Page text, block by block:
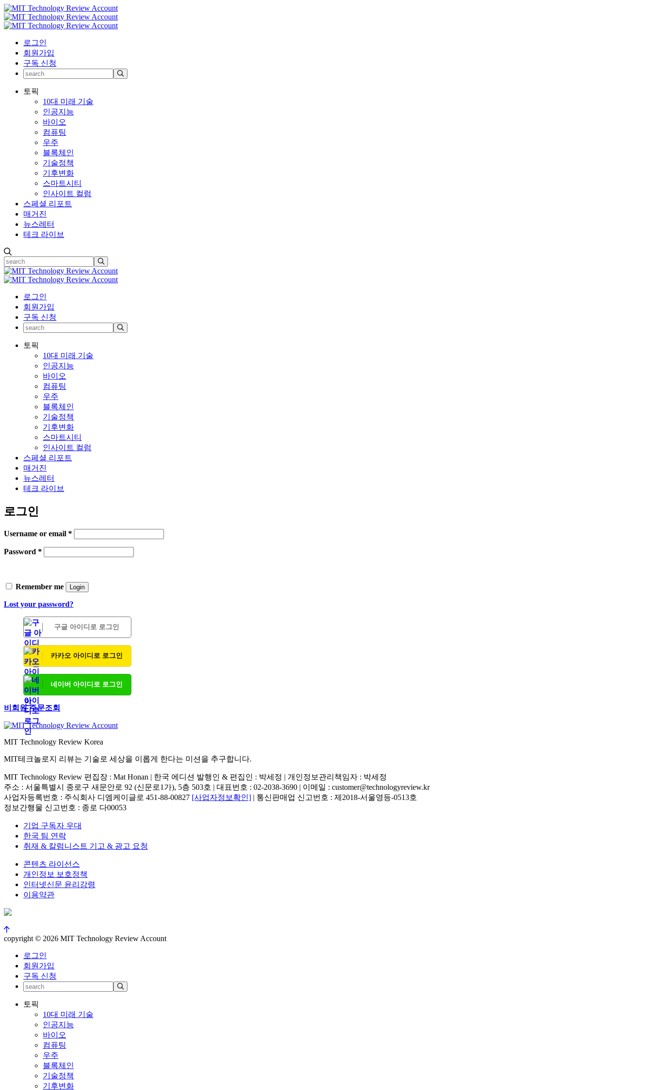
로그인
회원가입
구독 신청
토픽
10대 미래 기술
인공지능
바이오
컴퓨팅
우주
블록체인
기술정책
기후변화
스마트시티
인사이트 컬럼
스페셜 리포트
매거진
뉴스레터
테크 라이브
로그인
회원가입
구독 신청
토픽
10대 미래 기술
인공지능
바이오
컴퓨팅
우주
블록체인
기술정책
기후변화
스마트시티
인사이트 컬럼
스페셜 리포트
매거진
뉴스레터
테크 라이브
로그인
Username or email *
Password *
Remember me Login
Lost your password?
구글 아이디로 로그인
카카오 아이디로 로그인
네이버 아이디로 로그인
비회원 주문조회
MIT Technology Review Korea
MIT테크놀로지 리뷰는 기술로 세상을 이롭게 한다는 미션을 추구합니다.
MIT Technology Review 편집장 : Mat Honan | 한국 에디션 발행인 & 편집인 : 박세정 | 개인정보관리책임자 : 박세정
주소 : 서울특별시 종로구 새문안로 92 (신문로1가), 5층 503호 | 대표번호 : 02-2038-3690 | 이메일 : customer@technologyreview.kr
사업자등록번호 : 주식회사 디엠케이글로 451-88-00827 [사업자정보확인] | 통신판매업 신고번호 : 제2018-서울영등-0513호
정보간행물 신고번호 : 종로 다00053
기업 구독자 우대
한국 팀 연락
취재 & 칼럼니스트 기고 & 광고 요청
콘텐츠 라이선스
개인정보 보호정책
인터넷신문 윤리강령
이용약관
copyright © 2026 MIT Technology Review Account
로그인
회원가입
구독 신청
토픽
10대 미래 기술
인공지능
바이오
컴퓨팅
우주
블록체인
기술정책
기후변화